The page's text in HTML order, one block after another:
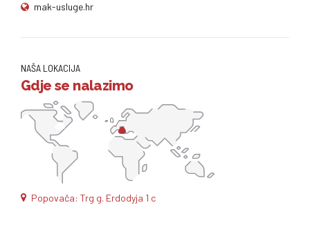
mak-usluge.hr
NAŠA LOKACIJA
Gdje se nalazimo
Popovača: Trg g. Erdodyja 1 c